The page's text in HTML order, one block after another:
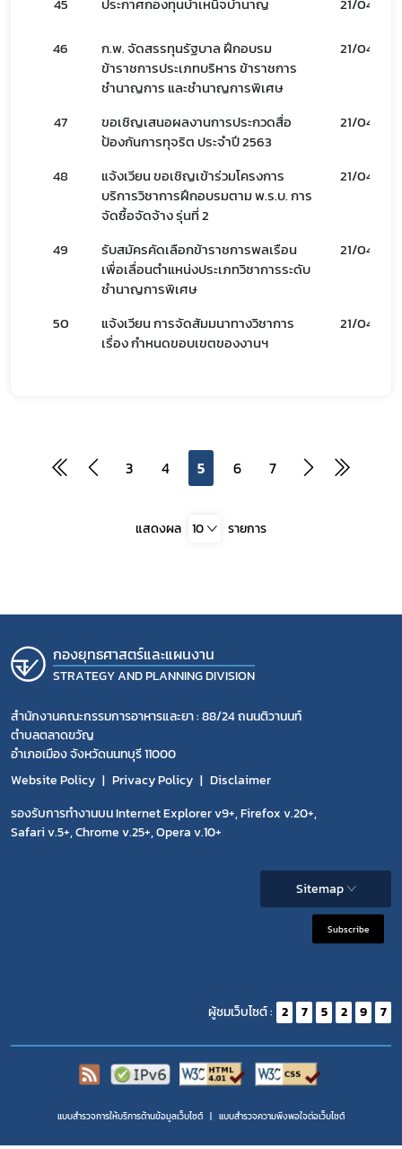
45 ประกาศกองทุนบำเหน็จบำนาญ 21/04/66
46
ก.พ. จัดสรรทุนรัฐบาล ฝึกอบรม
ข้าราชการประเภทบริหาร ข้าราชการ
ชำนาญการ และชำนาญการพิเศษ
21/04/66
47
ขอเชิญเสนอผลงานการประกวดสื่อ
ป้องกันการทุจริต ประจำปี 2563
21/04/66
48
แจ้งเวียน ขอเชิญเข้าร่วมโครงการ
บริการวิชาการฝึกอบรมตาม พ.ร.บ. การ
จัดซื้อจัดจ้าง รุ่นที่ 2
21/04/66
49
รับสมัครคัดเลือกข้าราชการพลเรือน
เพื่อเลื่อนตำแหน่งประเภทวิชาการระดับ
ชำนาญการพิเศษ
21/04/66
50
แจ้งเวียน การจัดสัมมนาทางวิชาการ
เรื่อง กำหนดขอบเขตของงานฯ
21/04/66
3 4 5 6 7
แสดงผล 10 รายการ
กองยุทธศาสตร์และแผนงาน
STRATEGY AND PLANNING DIVISION
สำนักงานคณะกรรมการอาหารและยา : 88/24 ถนนติวานนท์
ตำบลตลาดขวัญ
อำเภอเมือง จังหวัดนนทบุรี 11000
Website Policy
Privacy Policy
Disclaimer
รองรับการทำงานบน Internet Explorer v9+, Firefox v.20+,
Safari v.5+, Chrome v.25+, Opera v.10+
Sitemap
Subscribe
ผู้ชมเว็บไซต์ : 2 7 5 2 9 7
แบบสำรวจการให้บริการด้านข้อมูลเว็บไซต์ แบบสำรวจความพีงพอใจต่อเว็บไซต์